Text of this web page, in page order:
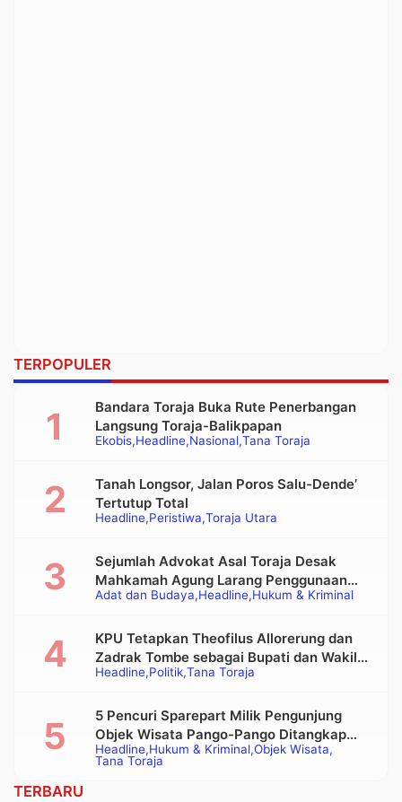
TERPOPULER
Ekobis Headline Nasional Tana Toraja
Bandara Toraja Buka Rute Penerbangan
Langsung Toraja-Balikpapan
Headline Peristiwa Toraja Utara
Tanah Longsor, Jalan Poros Salu-Dende’
Tertutup Total
Adat dan Budaya Headline Hukum & Kriminal
Sejumlah Advokat Asal Toraja Desak
Mahkamah Agung Larang Penggunaan
Alat Berat pada Eksekusi Rumah Adat
Headline Politik Tana Toraja
KPU Tetapkan Theofilus Allorerung dan
Zadrak Tombe sebagai Bupati dan Wakil
Bupati Tana Toraja Terpilih
Headline Hukum & Kriminal Objek Wisata
Tana Toraja
5 Pencuri Sparepart Milik Pengunjung
Objek Wisata Pango-Pango Ditangkap
Polisi
TERBARU